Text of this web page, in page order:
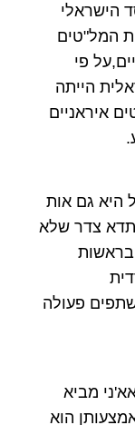
הישראלי
המל"טים
פי
הייתה
איראניים
היא גם אות
צדר שלא
פעולה
מביא
הוא